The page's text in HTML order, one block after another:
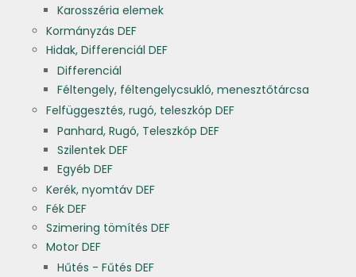
Karosszéria elemek
Kormányzás DEF
Hidak, Differenciál DEF
Differenciál
Féltengely, féltengelycsukló, menesztőtárcsa
Felfüggesztés, rugó, teleszkóp DEF
Panhard, Rugó, Teleszkóp DEF
Szilentek DEF
Egyéb DEF
Kerék, nyomtáv DEF
Fék DEF
Szimering tömítés DEF
Motor DEF
Hűtés - Fűtés DEF